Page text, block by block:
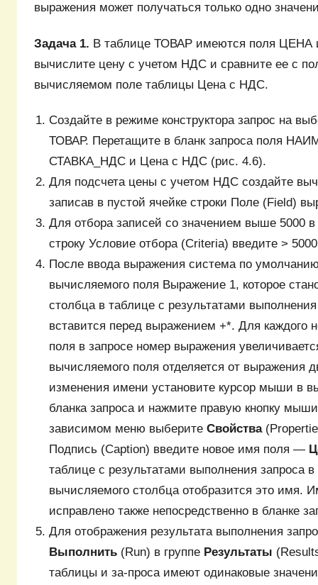
выражения может получаться только одно
Задача 1. В таблице ТОВАР имеются поля
вычислите цену с учетом НДС и сравните ее с
вычисляемом поле таблицы Цена с НДС.
Создайте в режиме конструктора запрос на
ТОВАР. Перетащите в бланк запроса поля
СТАВКА_НДС и Цена с НДС (рис. 4.6).
Для подсчета цены с учетом НДС создайте
записав в пустой ячейке строки Поле (Field)
Для отбора записей со значением выше 5000
строку Условие отбора (Criteria) введите > 5000
После ввода выражения система по
вычисляемого поля Выражение 1, которое
столбца в таблице с результатами
вставится перед выражением +*. Для каждого
поля в запросе номер выражения
вычисляемого поля отделяется от выражения
изменения имени установите курсор мыши в
бланка запроса и нажмите правую кнопку
зависимом меню выберитеСвойства
Подпись (Caption) введите новое имя поля ―
таблице с результатами выполнения запроса в
вычисляемого столбца отобразится это имя.
исправлено также непосредственно в бланке
Для отображения результата выполнения
Выполнить (Run) в группе Результаты
таблицы и за-проса имеют одинаковые